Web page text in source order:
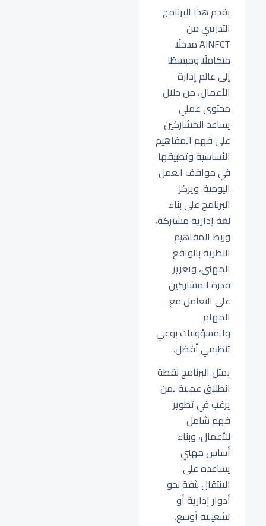
يقدم هذا البرنامج
التدريبي من
AINFCT مدخلًا
متكاملًا ومبسطًا
إلى عالم إدارة
الأعمال، من خلال
محتوى عملي
يساعد المشاركين
على فهم المفاهيم
الأساسية وتطبيقها
في مواقف العمل
اليومية. ويركز
البرنامج على بناء
لغة إدارية مشتركة،
وربط المفاهيم
النظرية بالواقع
المهني، وتعزيز
قدرة المشاركين
على التعامل مع
المهام
والمسؤوليات بوعي
تنظيمي أفضل.
يمثل البرنامج نقطة
انطلاق عملية لمن
يرغب في تطوير
فهم شامل
للأعمال، وبناء
أساس مهني
يساعده على
الانتقال بثقة نحو
أدوار إدارية أو
تشغيلية أوسع.